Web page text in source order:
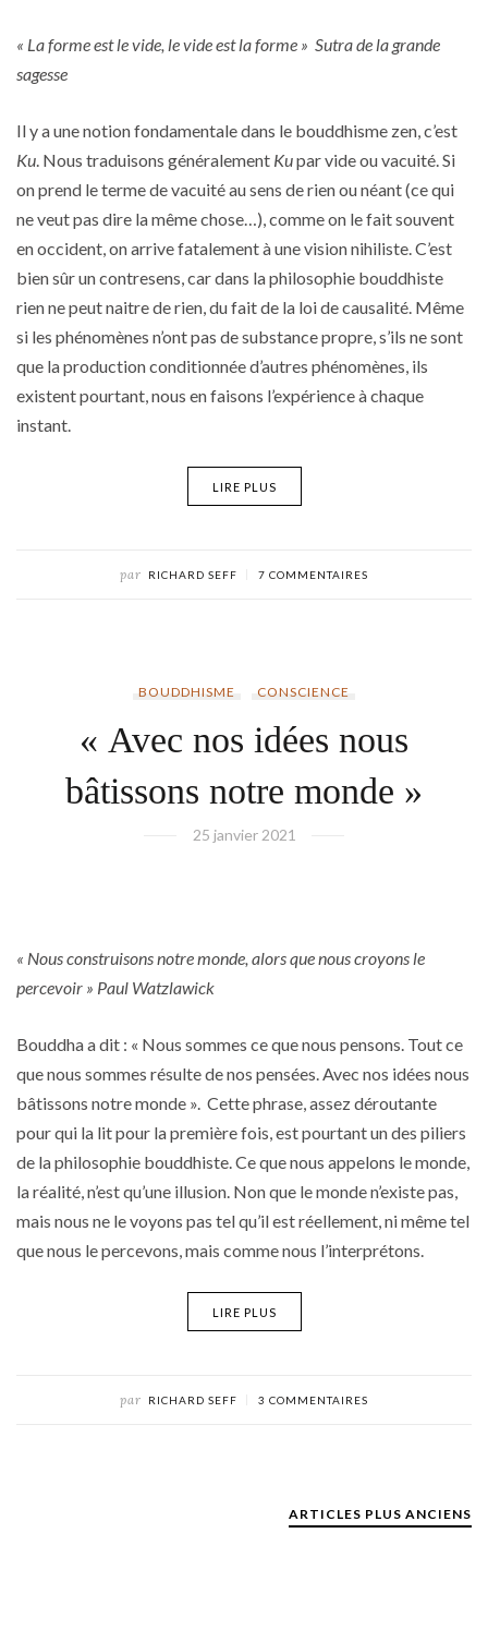
« La forme est le vide, le vide est la forme » Sutra de la grande
sagesse
Il y a une notion fondamentale dans le bouddhisme zen, c’est
Ku. Nous traduisons généralement Kupar vide ou vacuité. Si
on prend le terme de vacuité au sens de rien ou néant (ce qui
ne veut pas dire la même chose…), comme on le fait souvent
en occident, on arrive fatalement à une vision nihiliste. C’est
bien sûr un contresens, car dans la philosophie bouddhiste
rien ne peut naitre de rien, du fait de la loi de causalité. Même
si les phénomènes n’ont pas de substance propre, s’ils ne sont
que la production conditionnée d’autres phénomènes, ils
existent pourtant, nous en faisons l’expérience à chaque
instant.
LIRE PLUS
par RICHARD SEFF 7 COMMENTAIRES
BOUDDHISME CONSCIENCE
« Avec nos idées nous
bâtissons notre monde »
25 janvier 2021
« Nous construisons notre monde, alors que nous croyons le
percevoir » Paul Watzlawick
Bouddha a dit : « Nous sommes ce que nous pensons. Tout ce
que nous sommes résulte de nos pensées. Avec nos idées nous
bâtissons notre monde ». Cette phrase, assez déroutante
pour qui la lit pour la première fois, est pourtant un des piliers
de la philosophie bouddhiste. Ce que nous appelons le monde,
la réalité, n’est qu’une illusion. Non que le monde n’existe pas,
mais nous ne le voyons pas tel qu’il est réellement, ni même tel
que nous le percevons, mais comme nous l’interprétons.
LIRE PLUS
par RICHARD SEFF 3 COMMENTAIRES
ARTICLES PLUS ANCIENS